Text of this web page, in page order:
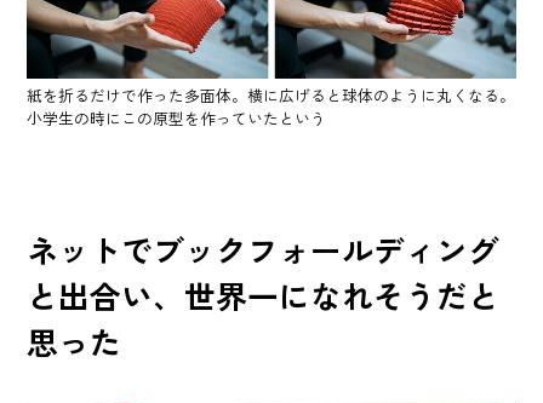
紙を折るだけで作った多面体。横に広げると球体のように丸くなる。
小学生の時にこの原型を作っていたという
ネットでブックフォールディング
と出合い、世界一になれそうだと
思った